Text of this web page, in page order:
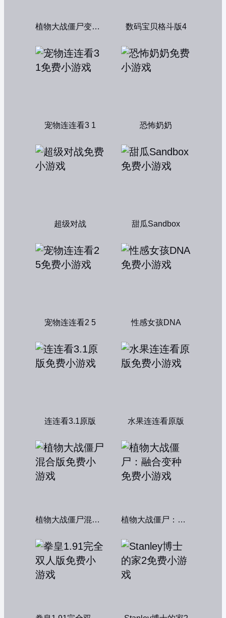
植物大战僵尸变态版 数码宝贝格斗版4
宠物连连看3 1 恐怖奶奶
超级对战 甜瓜Sandbox
宠物连连看2 5 性感女孩DNA
连连看3.1原版 水果连连看原版
植物大战僵尸混合版 植物大战僵尸：融合变种